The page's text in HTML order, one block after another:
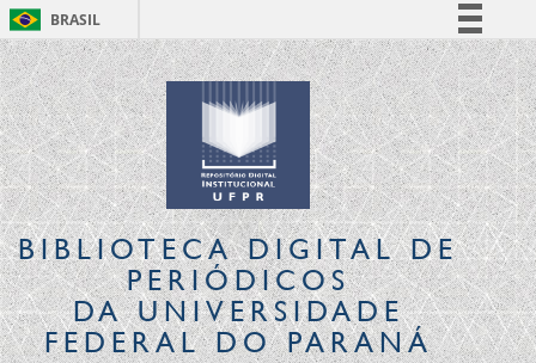
BRASIL
Simplifique!
Comunica BR
Participe
Acesso à informação
Legislação
Canais
BIBLIOTECA DIGITALDE
PERIÓDICOS
DA UNIVERSIDADE
FEDERAL DO PARANÁ